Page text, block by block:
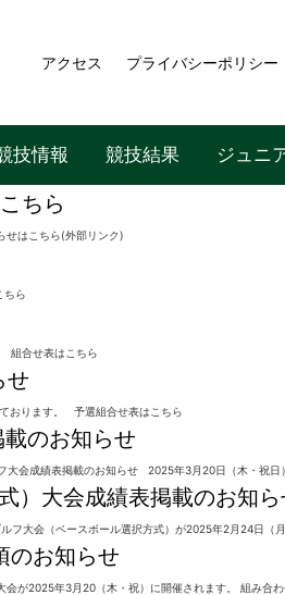
アクセス プライバシーポリシー
技情報 競技結果 ジュニ
ちら
せはこちら(外部リンク)
ちら
組合せ表はこちら
せ
おります。 予選組合せ表はこちら
のお知らせ
大会成績表掲載のお知らせ 2025年3月20日（木・祝
）大会成績表掲載のお知
フ大会（ベースボール選択方式）が2025年2月24日
のお知らせ
が2025年3月20（木・祝）に開催されます。 組み合